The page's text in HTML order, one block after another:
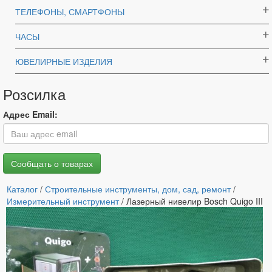
ТЕЛЕФОНЫ, СМАРТФОНЫ
ЧАСЫ
ЮВЕЛИРНЫЕ ИЗДЕЛИЯ
Розсилка
Адрес Email:
Каталог / Строительные инструменты, дом, сад, ремонт/
Измерительный инструмент/ Лазерный нивелир Bosch Quigo III